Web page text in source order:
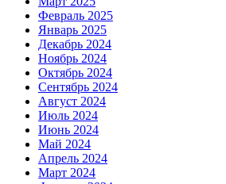
Февраль 2025
Январь 2025
Декабрь 2024
Ноябрь 2024
Октябрь 2024
Сентябрь 2024
Август 2024
Июль 2024
Июнь 2024
Май 2024
Апрель 2024
Март 2024